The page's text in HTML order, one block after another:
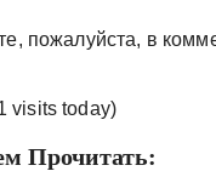
пожалуйста, в
visits today)
Прочитать: